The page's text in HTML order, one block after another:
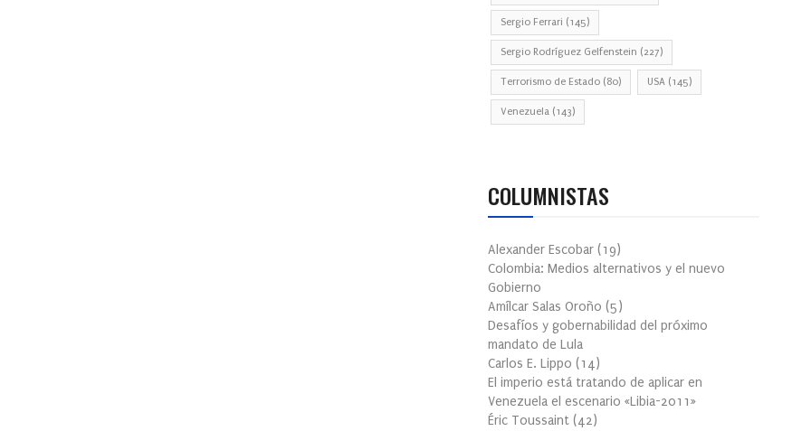
Sergio Ferrari (145)
Sergio Rodríguez Gelfenstein (227)
Terrorismo de Estado (80) USA (145)
Venezuela (143)
COLUMNISTAS
Alexander Escobar (19)
Colombia: Medios alternativos y el nuevo
Gobierno
Amílcar Salas Oroño (5)
Desafíos y gobernabilidad del próximo
mandato de Lula
Carlos E. Lippo (14)
El imperio está tratando de aplicar en
Venezuela el escenario «Libia-2011»
Éric Toussaint (42)